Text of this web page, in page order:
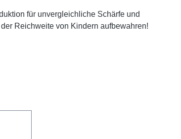
für unvergleichliche Schärfe und
Reichweite von Kindern aufbewahren!